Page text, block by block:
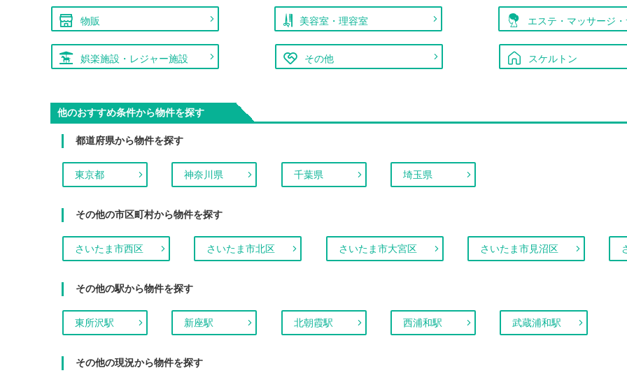
物販 美容室・理容室 エステ・マッサージ
娯楽施設・レジャー施設 その他 スケルトン
他のおすすめ条件から物件を探す
都道府県から物件を探す
東京都 神奈川県 千葉県 埼玉県
その他の市区町村から物件を探す
さいたま市西区 さいたま市北区 さいたま市大宮区 さいたま市見沼区
その他の駅から物件を探す
東所沢駅 新座駅 北朝霞駅 西浦和駅 武蔵浦和駅
その他の現況から物件を探す